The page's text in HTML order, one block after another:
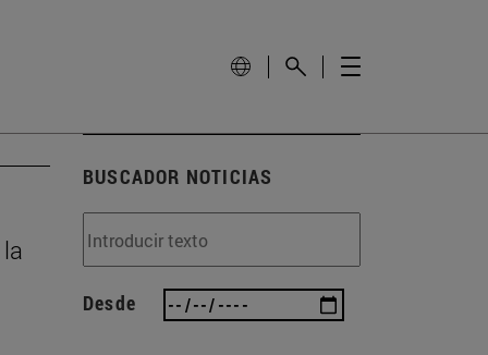
BUSCADOR NOTICIAS
Desde